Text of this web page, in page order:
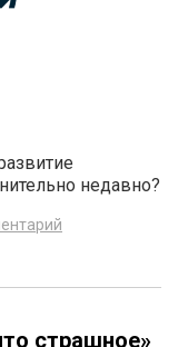
недавно?
страшное»